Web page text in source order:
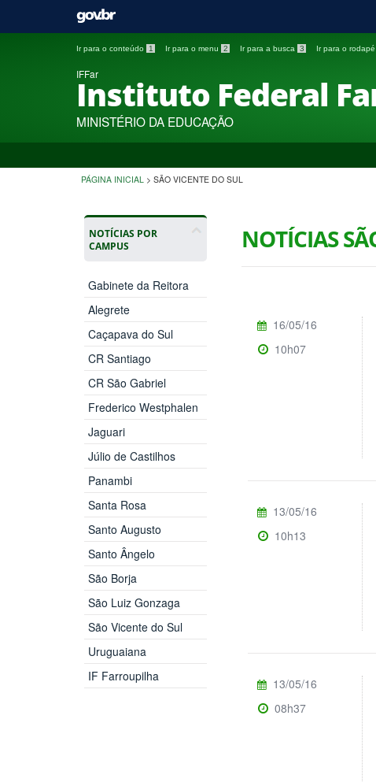
Ir para o conteúdo 1 Ir para o menu 2 Ir para a busca 3 Ir para o rodapé
IFFar
Instituto Federal
MINISTÉRIO DA EDUCAÇÃO
PÁGINA INICIAL > SÃO VICENTE DO SUL
NOTÍCIAS POR
CAMPUS
Gabinete da Reitora
Alegrete
Caçapava do Sul
CR Santiago
CR São Gabriel
Frederico Westphalen
Jaguari
Júlio de Castilhos
Panambi
Santa Rosa
Santo Augusto
Santo Ângelo
São Borja
São Luiz Gonzaga
São Vicente do Sul
Uruguaiana
IF Farroupilha
NOTÍCIAS
16/05/16
10h07
13/05/16
10h13
13/05/16
08h37